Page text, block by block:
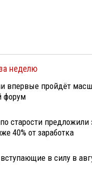
неделю
впервые пройдёт
форум
старости предложили
40% от заработка
в силу в